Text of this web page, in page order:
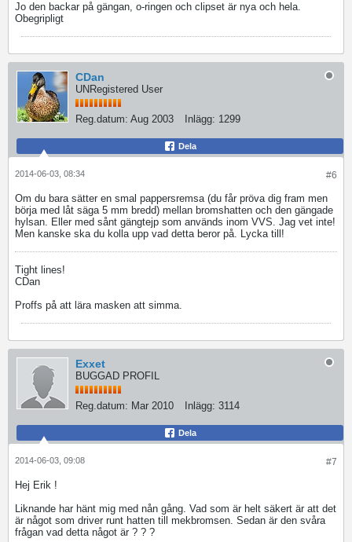
Jo den backar på gängan, o-ringen och clipset är nya och hela.
Obegripligt
CDan
UNRegistered User
Reg.datum: Aug 2003 Inlägg: 1299
Dela
#6
2014-06-03, 08:34
Om du bara sätter en smal pappersremsa (du får pröva dig fram men
börja med låt säga 5 mm bredd) mellan bromshatten och den gängade
hylsan. Eller med sånt gängtejp som används inom VVS. Jag vet inte!
Men kanske ska du kolla upp vad detta beror på. Lycka till!
Tight lines!
CDan
Proffs på att lära masken att simma.
Exxet
BUGGAD PROFIL
Reg.datum: Mar 2010 Inlägg: 3114
Dela
#7
2014-06-03, 09:08
Hej Erik !
Liknande har hänt mig med nån gång. Vad som är helt säkert är att det
är något som driver runt hatten till mekbromsen. Sedan är den svåra
frågan vad detta något är ? ? ?